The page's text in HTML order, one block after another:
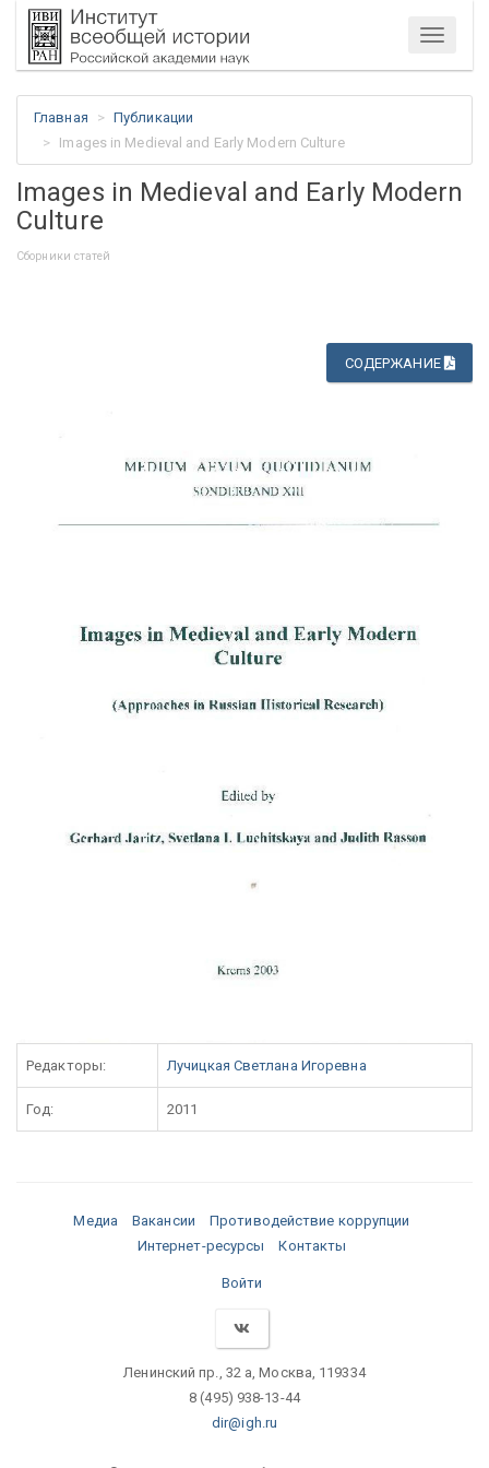
Меню
Главная
Публикации
Images in Medieval and Early Modern Culture
Images in Medieval and Early Modern
Culture
Сборники статей
СОДЕРЖАНИЕ
Редакторы: Лучицкая Светлана Игоревна
Год: 2011
Медиа Вакансии
Противодействие коррупции
Интернет-ресурсы
Контакты
Войти
Ленинский пр., 32 а, Москва, 119334
8 (495) 938-13-44
dir@igh.ru